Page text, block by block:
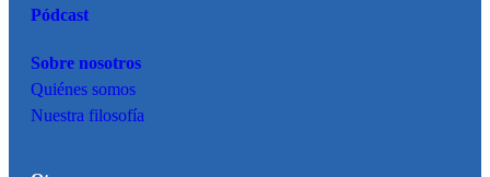
Pódcast
Sobre nosotros
Quiénes somos
Nuestra filosofía